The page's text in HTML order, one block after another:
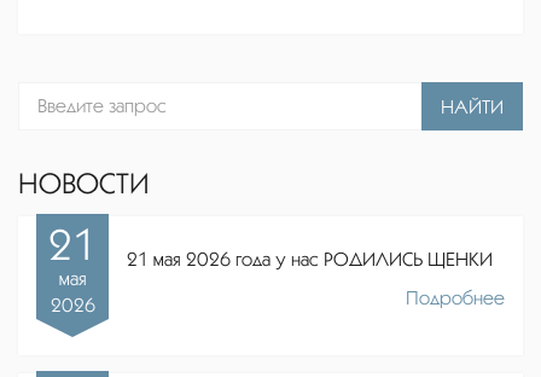
НАЙТИ
НОВОСТИ
21
мая
2026
21 мая 2026 года у нас РОДИЛИСЬ ЩЕНКИ
Подробнее